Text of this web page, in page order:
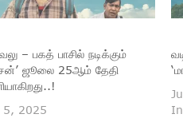
– பகத் பாசில் நடிக்கும்
ஜூலை 25ஆம் தேதி
5, 2025